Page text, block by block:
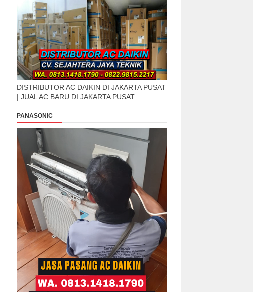
DISTRIBUTOR AC DAIKIN DI JAKARTA PUSAT
| JUAL AC BARU DI JAKARTA PUSAT
PANASONIC